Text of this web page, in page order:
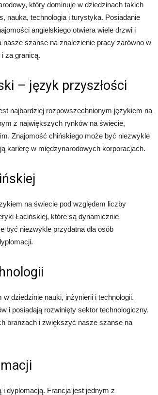
który dominuje w dziedzinach takich
nauka, technologia i turystyka. Posiadanie
angielskiego otwiera wiele drzwi i
nasze szanse na znalezienie pracy zarówno w
i za granicą.
– język przyszłości
najbardziej rozpowszechnionym językiem na
z największych rynków na świecie,
Znajomość chińskiego może być niezwykle
karierę w międzynarodowych korporacjach.
na świecie pod względem liczby
Łacińskiej, które są dynamicznie
być niezwykle przydatna dla osób
dziedzinie nauki, inżynierii i technologii.
i posiadają rozwinięty sektor technologiczny.
branżach i zwiększyć nasze szanse na
dyplomacją. Francja jest jednym z